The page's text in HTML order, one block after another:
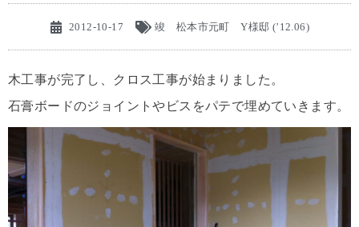
2012-10-17 竣 松本市元町 Y様邸 (’12.06)
木工事が完了し、クロス工事が始まりました。
石膏ボードのジョイントやビスをパテで埋めていきます。